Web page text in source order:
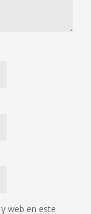
web en este